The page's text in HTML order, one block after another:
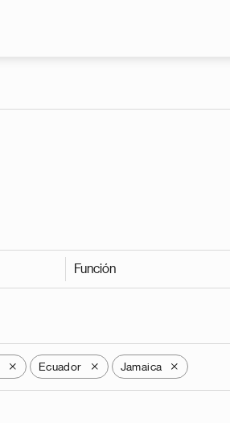
Función
X Ecuador X Jamaica X